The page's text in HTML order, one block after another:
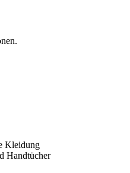
Kleidung
Handtücher